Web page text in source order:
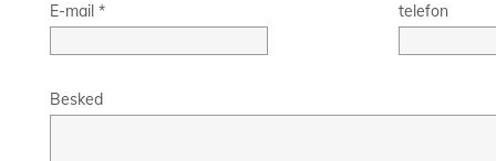
E-mail * telefon
Besked